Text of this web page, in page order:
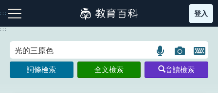
到
主
:::
注音索引圖示 筆畫索引圖示 部首索引表圖示
登入
:::
語
言
搜
圖
片
搜
開
鍵
詞條檢索 全文檢索 音讀檢索